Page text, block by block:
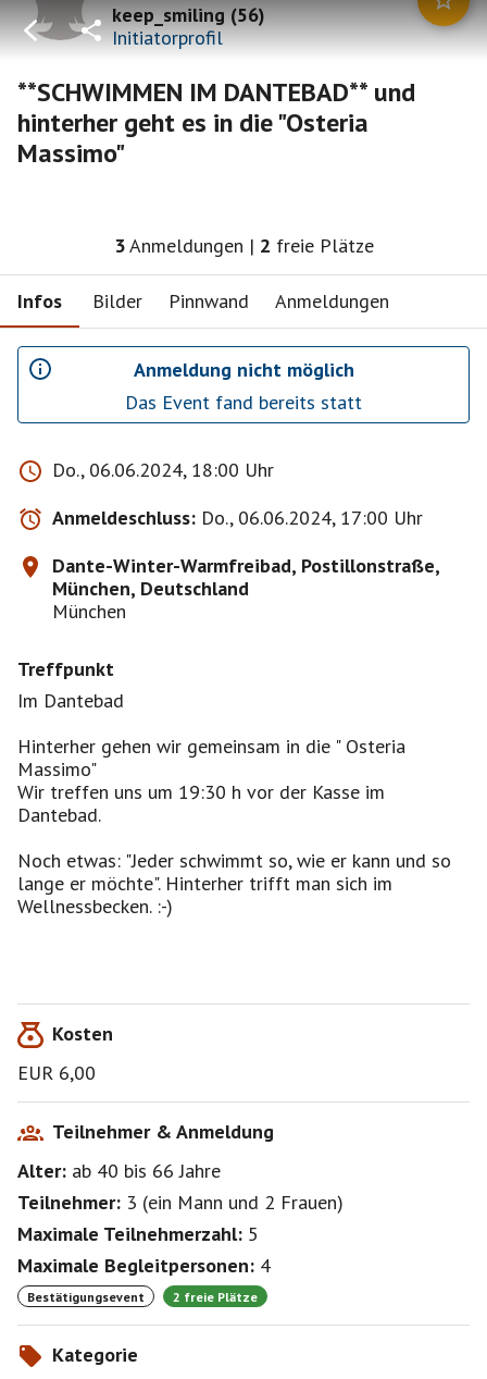
keep_smiling(56)
Initiatorprofil
**SCHWIMMEN IM DANTEBAD** und
hinterher geht es in die "Osteria
Massimo"
3Anmeldungen | 2 freie Plätze
Infos Bilder Pinnwand Anmeldungen
Anmeldung nicht möglich
Das Event fand bereits statt
Do., 06.06.2024, 18:00 Uhr
Anmeldeschluss: Do., 06.06.2024, 17:00 Uhr
Dante-Winter-Warmfreibad, Postillonstraße,
München, Deutschland
München
Treffpunkt
Im Dantebad
Hinterher gehen wir gemeinsam in die " Osteria
Massimo"
Wir treffen uns um 19:30 h vor der Kasse im
Dantebad.
Noch etwas: "Jeder schwimmt so, wie er kann und so
lange er möchte". Hinterher trifft man sich im
Wellnessbecken. :-)
Kosten
EUR 6,00
Teilnehmer & Anmeldung
Alter: ab 40 bis 66Jahre
Teilnehmer: 3 (ein Mann und 2 Frauen)
Maximale Teilnehmerzahl: 5
Maximale Begleitpersonen: 4
Bestätigungsevent 2 freie Plätze
Kategorie